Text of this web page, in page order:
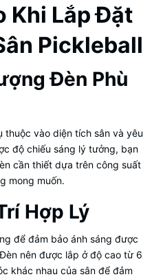
Khi Lắp Đặt
Pickleball
Đèn Phù
thuộc vào diện tích sân và yêu
độ chiếu sáng lý tưởng, bạn
cần thiết dựa trên công suất
mong muốn.
Hợp Lý
để đảm bảo ánh sáng được
nên được lắp ở độ cao từ 6
khác nhau của sân để đảm